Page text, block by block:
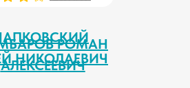
НИКОЛАЕВИЧ
РОМАН
АЛЕКСЕЕВИЧ